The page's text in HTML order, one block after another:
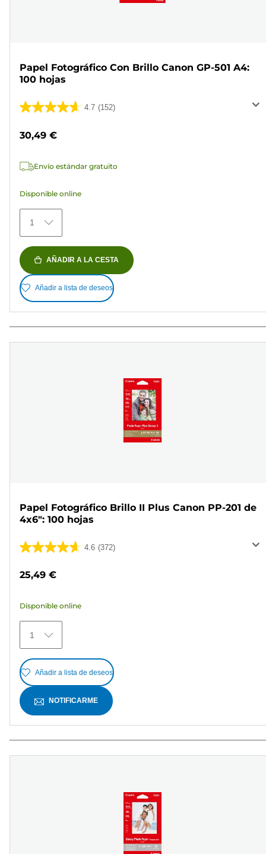
Papel Fotográfico Con Brillo Canon GP-501 A4:
100 hojas
4.7 (152)
4.7
5
152
30,49 €
Envío estándar gratuito
Disponible online
1
AÑADIR A LA CESTA
Añadir a lista de deseos
Papel Fotográfico Brillo II Plus Canon PP-201 de
4x6": 100 hojas
4.6 (372)
4.6
372
reseñas
25,49 €
Disponible online
1
Añadir a lista de deseos
NOTIFICARME